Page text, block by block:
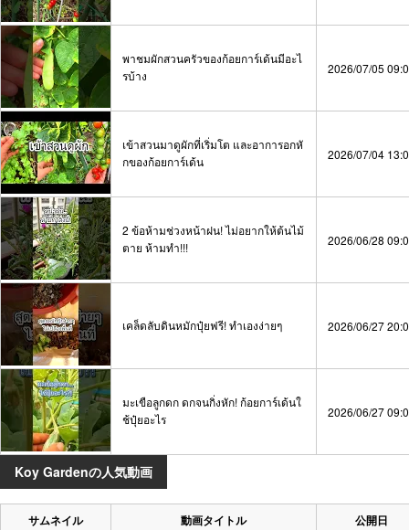
พาชมผักสวนครัวของก้อยการ์เด้นมีอะไ
รบ้าง
2026/07/05
เข้าสวนมาดูผักที่เริ่มโต และอาการอกหั
กของก้อยการ์เด้น
2026/07/04
2 ข้อห้ามช่วงหน้าฝน! ไม่อยากให้ต้นไม้
ตาย ห้ามทำ!!!
2026/06/28
เคล็ดลับดินหมักปุ๋ยฟรี! ทำเองง่ายๆ 2026/06/27
มะเขือลูกดก ดกจนกิ่งหัก! ก้อยการ์เด้นใ
ช้ปุ๋ยอะไร
2026/06/27
Koy Gardenの人気動画
サムネイル 動画タイトル 公開日